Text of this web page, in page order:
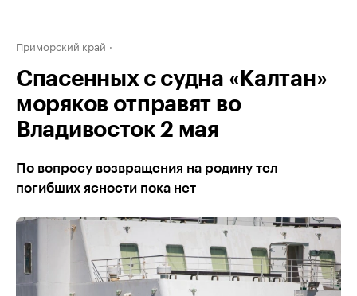
Приморский край
Спасенных с судна «Калтан»
моряков отправят во
Владивосток 2 мая
По вопросу возвращения на родину тел
погибших ясности пока нет